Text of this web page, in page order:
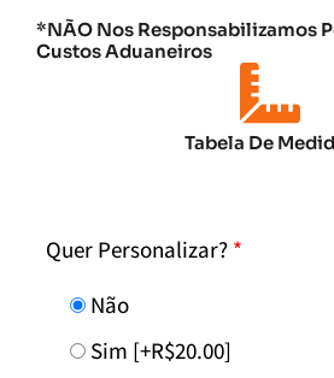
*NÃO Nos Responsabilizamos
Custos Aduaneiros
Tabela De
Quer Personalizar? *
Não
Sim [+R$20.00]